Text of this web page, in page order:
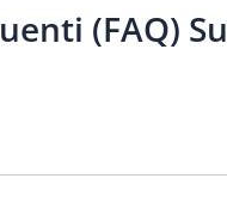
(FAQ)